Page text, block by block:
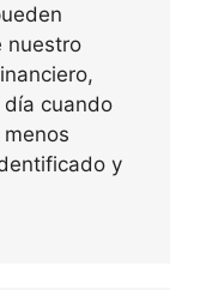
nuestro
cuando
y